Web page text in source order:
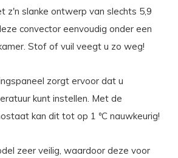
z'n slanke ontwerp van slechts 5,9
convector eenvoudig onder een
Stof of vuil veegt u zo weg!
zorgt ervoor dat u
kunt instellen. Met de
kan dit tot op 1 ºC nauwkeurig!
zeer veilig, waardoor deze voor